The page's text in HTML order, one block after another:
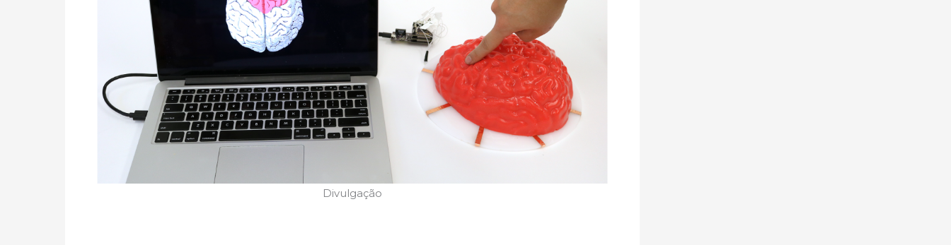
Divulgação